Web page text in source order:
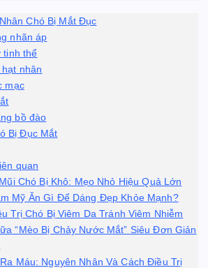
Chó Bị Mắt Đục
nhãn áp
tinh thể
nhân
mạc
bồ đào
Bị Đục Mắt
quan
Chó Bị Khô: Mẹo Nhỏ Hiệu Quả Lớn
Mỹ Ăn Gì Để Dáng Đẹp Khỏe Mạnh?
Trị Chó Bị Viêm Da Tránh Viêm Nhiễm
“Mèo Bị Chảy Nước Mắt” Siêu Đơn Giản
Máu: Nguyên Nhân Và Cách Điều Trị